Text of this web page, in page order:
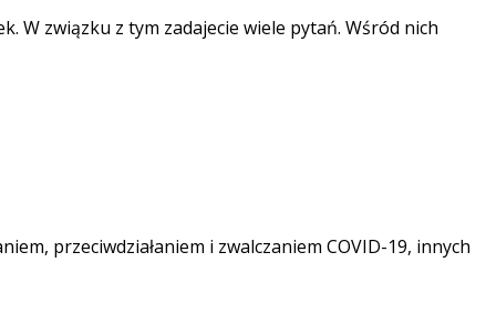
W związku z tym zadajecie wiele pytań. Wśród nich
przeciwdziałaniem i zwalczaniem COVID-19, innych